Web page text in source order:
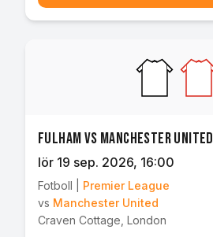
Fulham vs Manchester United
lör 19 sep. 2026, 16:00
Fotboll
Premier League
vs Manchester United
Craven Cottage London